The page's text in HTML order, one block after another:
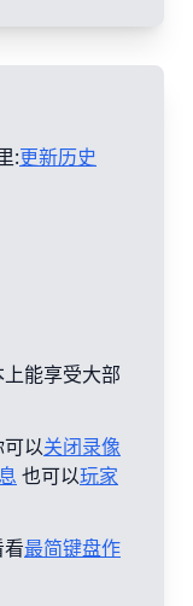
:更新历史
能享受大部
以关闭录像
也可以玩家
看最简键盘作